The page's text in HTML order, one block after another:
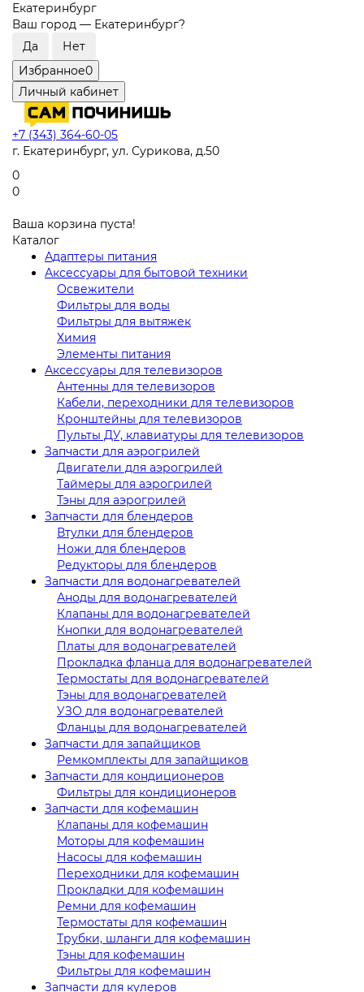
Екатеринбург
Ваш город — Екатеринбург?
Избранное0
Личный кабинет
+7 (343) 364-60-05
г. Екатеринбург, ул. Сурикова, д.50
0
0
Ваша корзина пуста!
Каталог
Адаптеры питания
Аксессуары для бытовой техники
Освежители
Фильтры для воды
Фильтры для вытяжек
Химия
Элементы питания
Аксессуары для телевизоров
Антенны для телевизоров
Кабели, переходники для телевизоров
Кронштейны для телевизоров
Пульты ДУ, клавиатуры для телевизоров
Запчасти для аэрогрилей
Двигатели для аэрогрилей
Таймеры для аэрогрилей
Тэны для аэрогрилей
Запчасти для блендеров
Втулки для блендеров
Ножи для блендеров
Редукторы для блендеров
Запчасти для водонагревателей
Аноды для водонагревателей
Клапаны для водонагревателей
Кнопки для водонагревателей
Платы для водонагревателей
Прокладка фланца для водонагревателей
Термостаты для водонагревателей
Тэны для водонагревателей
УЗО для водонагревателей
Фланцы для водонагревателей
Запчасти для запайщиков
Ремкомплекты для запайщиков
Запчасти для кондиционеров
Фильтры для кондиционеров
Запчасти для кофемашин
Клапаны для кофемашин
Моторы для кофемашин
Насосы для кофемашин
Переходники для кофемашин
Прокладки для кофемашин
Ремни для кофемашин
Термостаты для кофемашин
Трубки, шланги для кофемашин
Тэны для кофемашин
Фильтры для кофемашин
Запчасти для кулеров